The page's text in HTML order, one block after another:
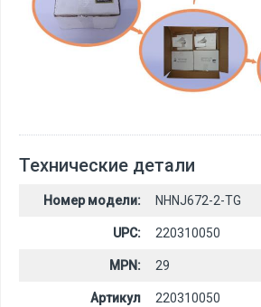
Технические детали
Номер модели: NHNJ672-2-TG
UPC: 220310050
MPN: 29
Артикул
220310050